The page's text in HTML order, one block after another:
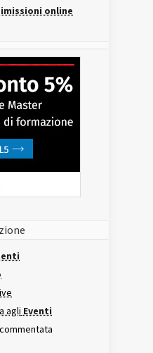
online
agli Eventi
commentata